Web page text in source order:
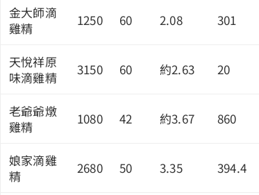
金大師滴
雞精
1250 60 2.08 301
天悅祥原
味滴雞精
3150 60 約2.63 20
老爺爺燉
雞精
1080 42 約3.67 860
娘家滴雞
精
2680 50 3.35 394.4